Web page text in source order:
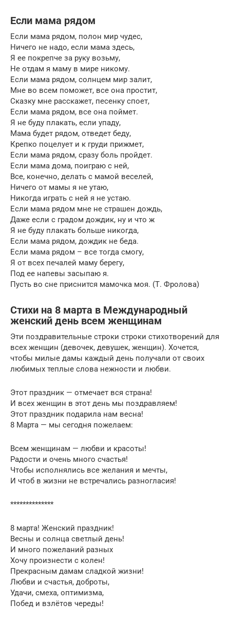
Если мама рядом
Если мама рядом, полон мир чудес,
Ничего не надо, если мама здесь,
Я ее покрепче за руку возьму,
Не отдам я маму в мире никому.
Если мама рядом, солнцем мир залит,
Мне во всем поможет, все она простит,
Сказку мне расскажет, песенку споет,
Если мама рядом, все она поймет.
Я не буду плакать, если упаду,
Мама будет рядом, отведет беду,
Крепко поцелует и к груди прижмет,
Если мама рядом, сразу боль пройдет.
Если мама дома, поиграю с ней,
Все, конечно, делать с мамой веселей,
Ничего от мамы я не утаю,
Никогда играть с ней я не устаю.
Если мама рядом мне не страшен дождь,
Даже если с градом дождик, ну и что ж
Я не буду плакать больше никогда,
Если мама рядом, дождик не беда.
Если мама рядом – все тогда смогу,
Я от всех печалей маму берегу,
Под ее напевы засыпаю я.
Пусть во сне приснится мамочка моя. (Т. Фролова)
Стихи на 8 марта в Международный
женский день всем женщинам
Эти поздравительные строки строки стихотворений для
всех женщин (девочек, девушек, женщин). Хочется,
чтобы милые дамы каждый день получали от своих
любимых теплые слова нежности и любви.
Этот праздник — отмечает вся страна!
И всех женщин в этот день мы поздравляем!
Этот праздник подарила нам весна!
8 Марта — мы сегодня пожелаем:
Всем женщинам — любви и красоты!
Радости и очень много счастья!
Чтобы исполнялись все желания и мечты,
И чтоб в жизни не встречались разногласия!
**************
8 марта! Женский праздник!
Весны и солнца светлый день!
И много пожеланий разных
Хочу произнести с колен!
Прекрасным дамам сладкой жизни!
Любви и счастья, доброты,
Удачи, смеха, оптимизма,
Побед и взлётов череды!